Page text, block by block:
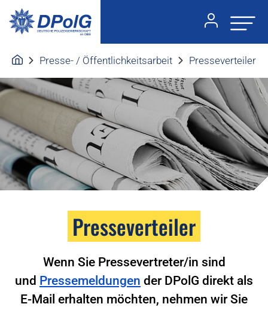
Presse- / Öffentlichkeitsarbeit Presseverteiler
Presseverteiler
Wenn Sie Pressevertreter/in sind
und Pressemeldungen der DPolG direkt als
E-Mail erhalten möchten, nehmen wir Sie